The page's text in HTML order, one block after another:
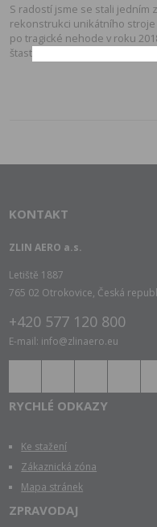
S radostí jsme se stali jedním
rekonstrukci unikátního
po tragické nehode v roku
štastných letu a tešíme se na
KONTAKT
ZLIN AERO a.s.
Letiště 1887
765 02 Otrokovice, Česká
+420 577 120 800
E-mail: info@zlinaero.eu
RYCHLÉ ODKAZY
Ke stažení
Zákaznická zóna
Mapa stránek
ZPRAVODAJ